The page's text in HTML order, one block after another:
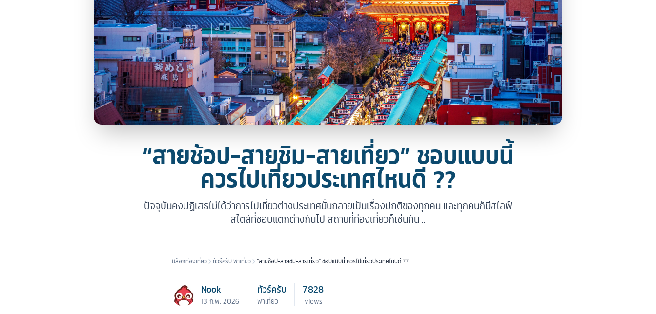
“สายช้อป-สายชิม-สายเที่ยว” ชอบแบบนี้
ควรไปเที่ยวประเทศไหนดี ??
ปัจจุบันคงปฏิเสธไม่ได้ว่าการไปเที่ยวต่างประเทศนั้นกลายเป็นเรื่องปกติของทุกคน และทุกคนก็มีสไลฟ์
สไตล์ที่ชอบแตกต่างกันไป สถานที่ท่องเที่ยวก็เช่นกัน ..
บล็อกท่องเที่ยว ทัวร์ครับ พาเที่ยว “สายช้อป-สายชิม-สายเที่ยว” ชอบแบบนี้ ควรไปเที่ยวประเทศไหนดี ??
Nook
13 ก.พ. 2026
ทัวร์ครับ
พาเที่ยว
7,828
views